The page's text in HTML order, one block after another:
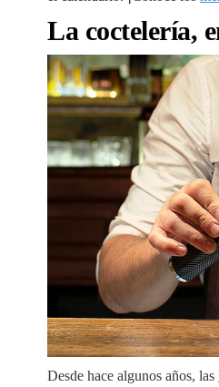
La coctelería,
Desde hace algunos años, las